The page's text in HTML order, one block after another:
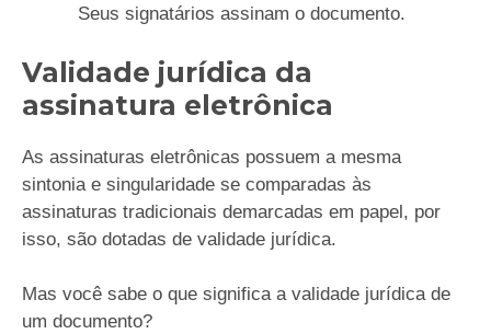
Seus signatários assinam o documento.
Validade jurídica da
assinatura eletrônica
As assinaturas eletrônicas possuem a mesma
sintonia e singularidade se comparadas às
assinaturas tradicionais demarcadas em papel, por
isso, são dotadas de validade jurídica.
Mas você sabe o que significa a validade jurídica de
um documento?